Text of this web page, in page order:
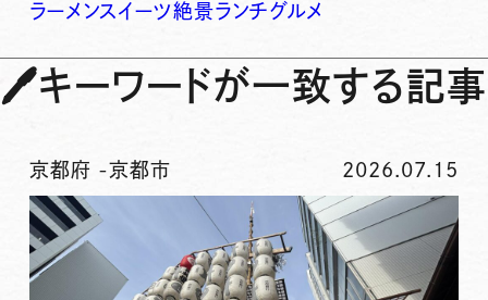
ラーメンスイーツ絶景ランチグルメ
🖊キーワードが一致する記事
京都府 -京都市 2026.07.15